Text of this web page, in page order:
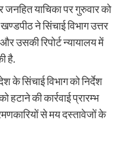
जनहित याचिका पर गुरुवार को
ने सिंचाई विभाग उत्तर
उसकी रिपोर्ट न्यायालय में
है.
के सिंचाई विभाग को निर्देश
की कार्रवाई प्रारम्भ
से मय दस्तावेजों के